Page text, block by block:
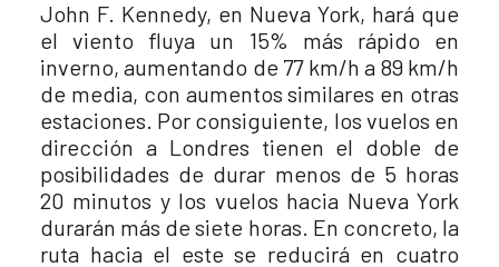
John F. Kennedy, en Nueva York, hará que
el viento fluya un 15% más rápido en
inverno, aumentando de 77 km/h a 89 km/h
de media, con aumentos similares en otras
estaciones. Por consiguiente, los vuelos en
dirección a Londres tienen el doble de
posibilidades de durar menos de 5 horas
20 minutos y los vuelos hacia Nueva York
durarán más de siete horas. En concreto, la
ruta hacia el este se reducirá en cuatro